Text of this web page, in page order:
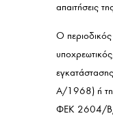
απαιτήσεις
Ο περιοδικός
Α/1968) ή
ΦΕΚ 2604/